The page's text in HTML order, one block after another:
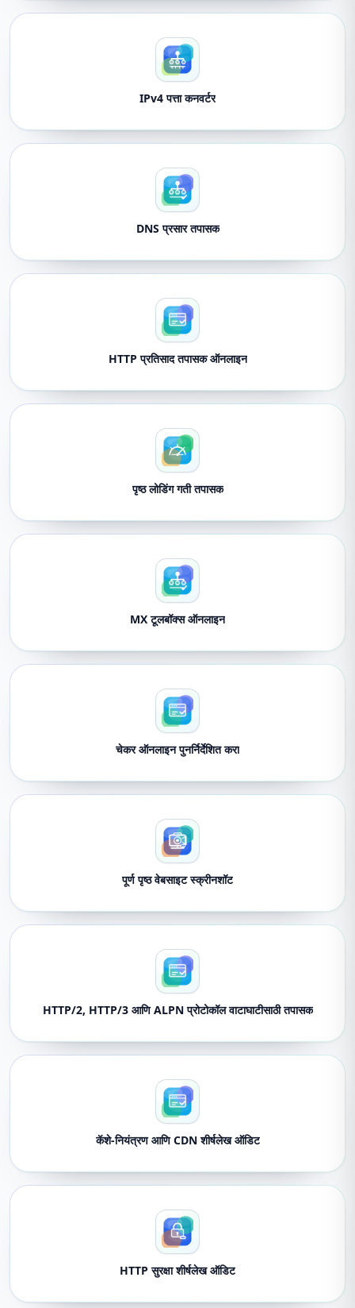
IPv4 पत्ता कनवर्टर
DNS प्रसार तपासक
HTTP प्रतिसाद तपासक ऑनलाइन
पृष्ठ लोडिंग गती तपासक
MX टूलबॉक्स ऑनलाइन
चेकर ऑनलाइन पुनर्निर्देशित करा
पूर्ण पृष्ठ वेबसाइट स्क्रीनशॉट
HTTP/2, HTTP/3 आणि ALPN प्रोटोकॉल वाटाघाटीसाठी तपासक
कॅशे-नियंत्रण आणि CDN शीर्षलेख ऑडिट
HTTP सुरक्षा शीर्षलेख ऑडिट